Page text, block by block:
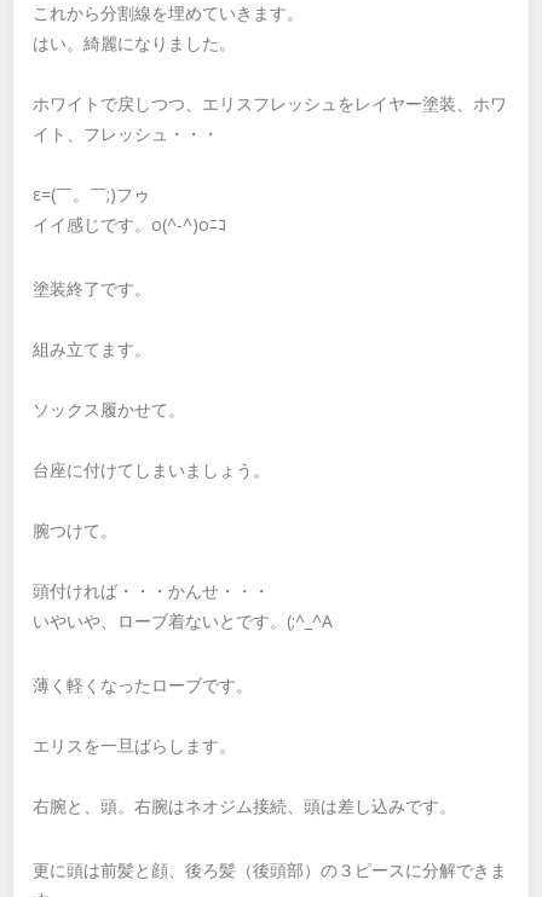
これから分割線を埋めていきます。
はい。綺麗になりました。
ホワイトで戻しつつ、エリスフレッシュをレイヤー塗装、ホワ
イト、フレッシュ・・・
ε=(￣。￣;)フゥ
イイ感じです。o(^-^)oﾆｺ
塗装終了です。
組み立てます。
ソックス履かせて。
台座に付けてしまいましょう。
腕つけて。
頭付ければ・・・かんせ・・・
いやいや、ローブ着ないとです。(;^_^A
薄く軽くなったローブです。
エリスを一旦ばらします。
右腕と、頭。右腕はネオジム接続、頭は差し込みです。
更に頭は前髪と顔、後ろ髪（後頭部）の３ピースに分解できま